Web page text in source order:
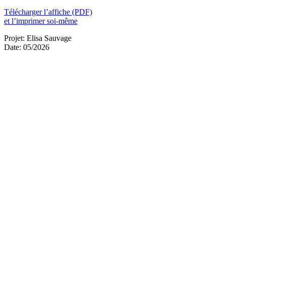
Télécharger l’affiche (PDF)
et l’imprimer soi-même
Projet: Elisa Sauvage
Date: 05/2026